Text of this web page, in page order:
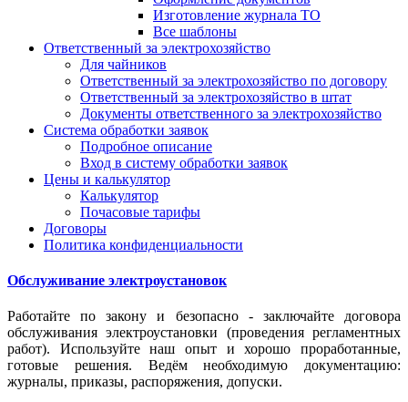
Изготовление журнала ТО
Все шаблоны
Ответственный за электрохозяйство
Для чайников
Ответственный за электрохозяйство по договору
Ответственный за электрохозяйство в штат
Документы ответственного за электрохозяйство
Система обработки заявок
Подробное описание
Вход в систему обработки заявок
Цены и калькулятор
Калькулятор
Почасовые тарифы
Договоры
Политика конфиденциальности
Обслуживание электроустановок
Работайте по закону и безопасно - заключайте договора
обслуживания электроустановки (проведения регламентных
работ). Используйте наш опыт и хорошо проработанные,
готовые решения. Ведём необходимую документацию:
журналы, приказы, распоряжения, допуски.